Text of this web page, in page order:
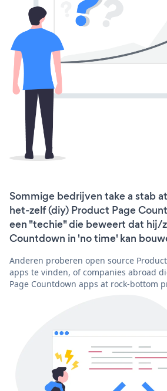
Sommige bedrijven take a stab
het-zelf (diy) Product Page
een "techie" die beweert dat hij/
Countdown in 'no time' kan
Anderen proberen open source
apps te vinden, of companies abroad
Page Countdown apps at rock-bottom